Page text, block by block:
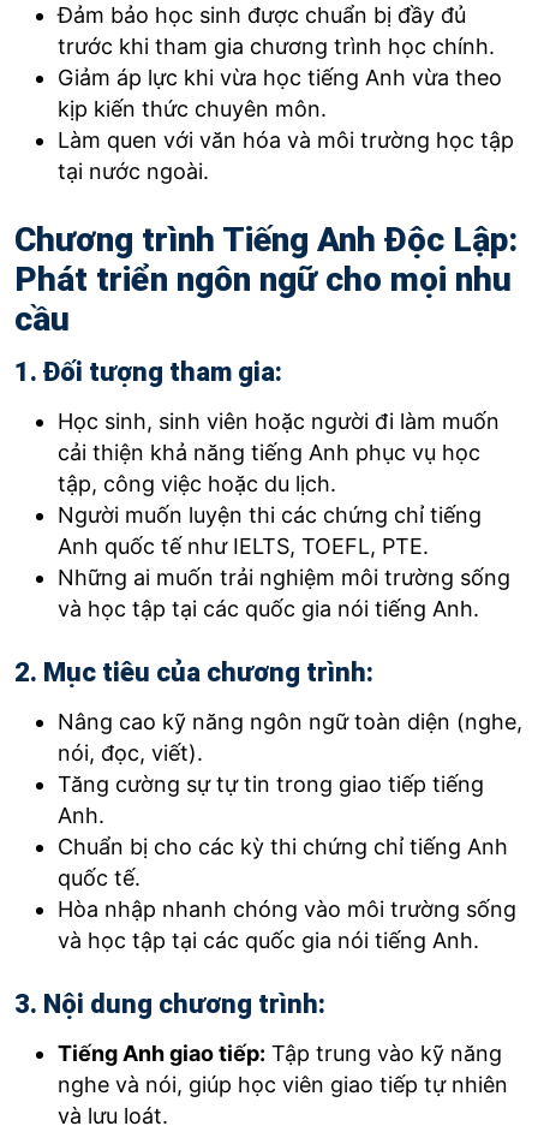
Đảm bảo học sinh được chuẩn bị đầy đủ
trước khi tham gia chương trình học chính.
Giảm áp lực khi vừa học tiếng Anh vừa theo
kịp kiến thức chuyên môn.
Làm quen với văn hóa và môi trường học tập
tại nước ngoài.
Chương trình Tiếng Anh Độc Lập:
Phát triển ngôn ngữ cho mọi nhu
cầu
1. Đối tượng tham gia:
Học sinh, sinh viên hoặc người đi làm muốn
cải thiện khả năng tiếng Anh phục vụ học
tập, công việc hoặc du lịch.
Người muốn luyện thi các chứng chỉ tiếng
Anh quốc tế như IELTS, TOEFL, PTE.
Những ai muốn trải nghiệm môi trường sống
và học tập tại các quốc gia nói tiếng Anh.
2. Mục tiêu của chương trình:
Nâng cao kỹ năng ngôn ngữ toàn diện (nghe,
nói, đọc, viết).
Tăng cường sự tự tin trong giao tiếp tiếng
Anh.
Chuẩn bị cho các kỳ thi chứng chỉ tiếng Anh
quốc tế.
Hòa nhập nhanh chóng vào môi trường sống
và học tập tại các quốc gia nói tiếng Anh.
3. Nội dung chương trình:
Tiếng Anh giao tiếp: Tập trung vào kỹ năng
nghe và nói, giúp học viên giao tiếp tự nhiên
và lưu loát.